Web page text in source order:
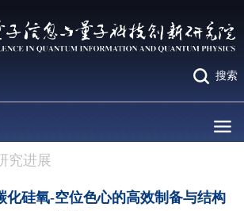
搜索
究进展
化硅氧-空位色心的高效制备与结构